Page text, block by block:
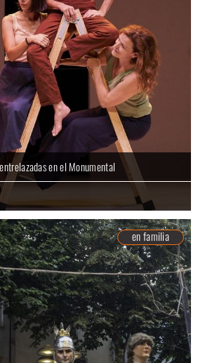
en el Monumental
en familia